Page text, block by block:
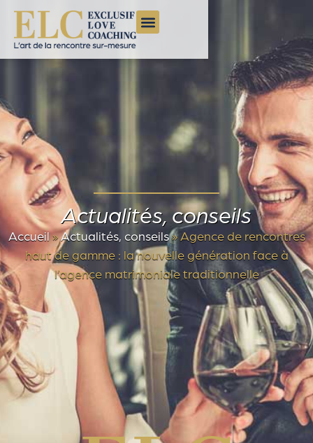
Actualités, conseils
Accueil»Actualités, conseils» Agence de rencontres
haut de gamme : la nouvelle génération face à
l’agence matrimoniale traditionnelle